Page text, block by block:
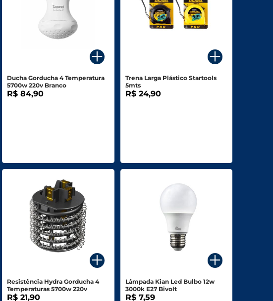
Ducha Gorducha 4 Temperatura
5700w 220v Branco
R$ 84,90
Trena Larga Plástico Startools
5mts
R$ 24,90
Resistência Hydra Gorducha 4
Temperaturas 5700w 220v
R$ 21,90
Lâmpada Kian Led Bulbo 12w
3000k E27 Bivolt
R$ 7,59